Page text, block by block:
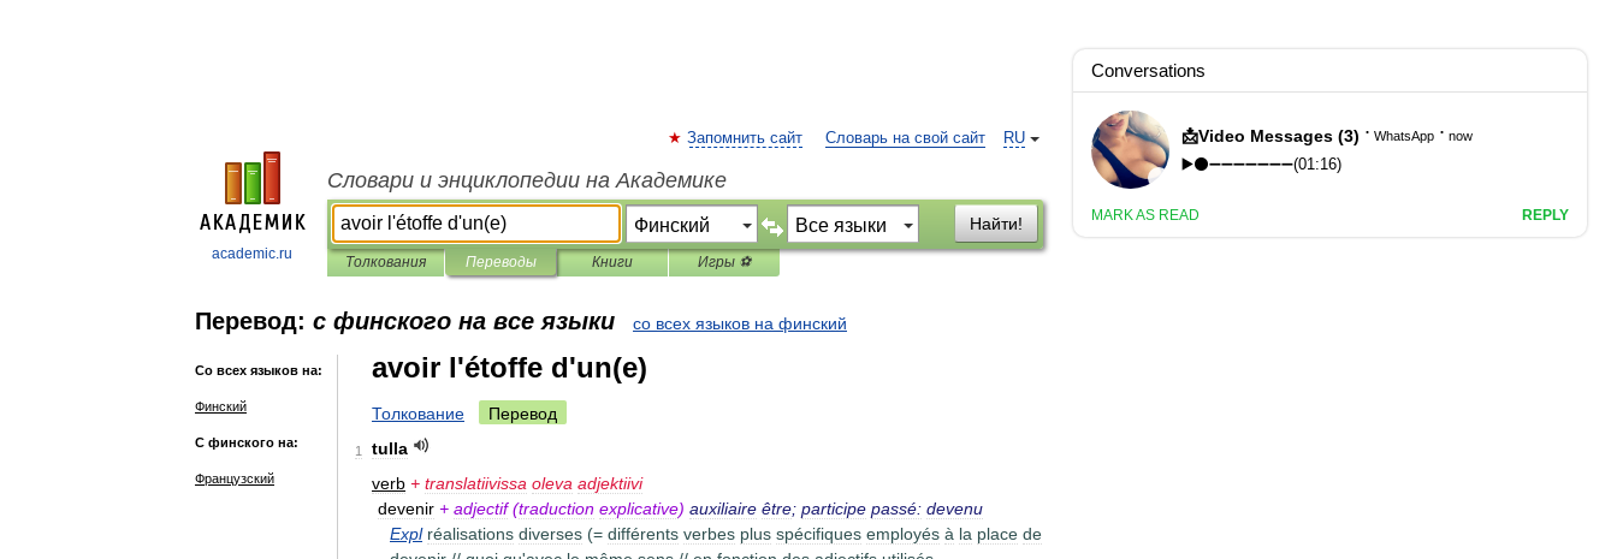
academic.ru
RU
Запомнить сайт Словарь на свой сайт
Словари и энциклопедии на Академике
Найти!
Толкования Переводы Книги Игры ⚽
Перевод: с финского на все языки со всех языков на финский
Со всех языков на:
Финский
С финского на:
Французский
avoir l'étoffe d'un(e)
Толкование Перевод
1
tulla
verb + translatiivissa oleva adjektiivi
devenir + adjectif(traduction explicative) auxiliaire être; participe passé: devenu
Expl réalisations diverses (= différents verbes plus spécifiques employés à la place de